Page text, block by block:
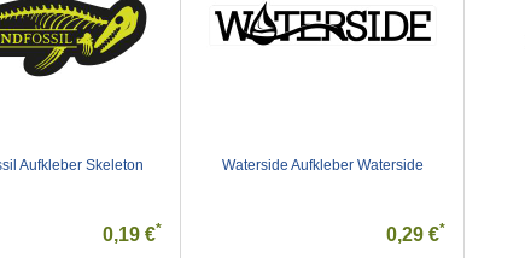
Aufkleber Skeleton
0,19 €*
Waterside Aufkleber Waterside
0,29 €*